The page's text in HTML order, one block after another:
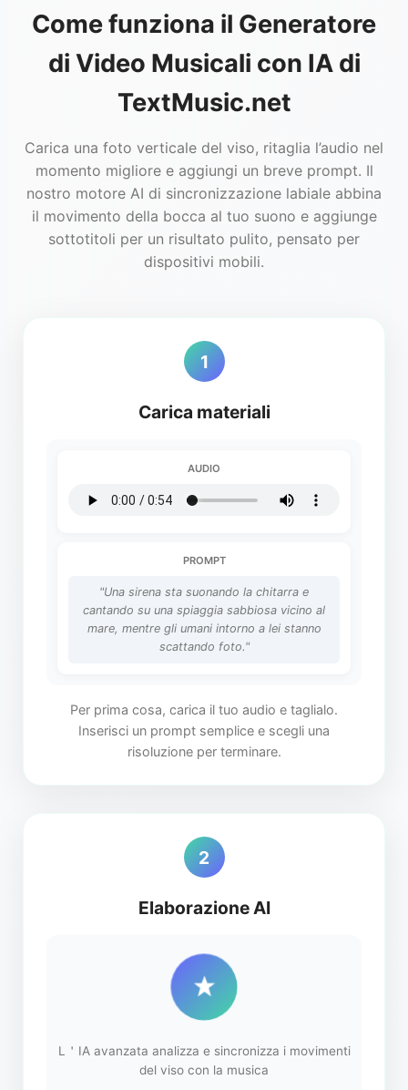
Come funziona il Generatore
di Video Musicali con IA di
TextMusic.net
Carica una foto verticale del viso, ritaglia l’audio nel
momento migliore e aggiungi un breve prompt. Il
nostro motore AI di sincronizzazione labiale abbina
il movimento della bocca al tuo suono e aggiunge
sottotitoli per un risultato pulito, pensato per
dispositivi mobili.
1
Carica materiali
AUDIO
PROMPT
"Una sirena sta suonando la chitarra e
cantando su una spiaggia sabbiosa vicino al
mare, mentre gli umani intorno a lei stanno
scattando foto."
Per prima cosa, carica il tuo audio e taglialo.
Inserisci un prompt semplice e scegli una
risoluzione per terminare.
2
Elaborazione AI
L＇IA avanzata analizza e sincronizza i movimenti
del viso con la musica